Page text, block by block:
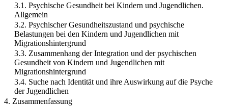
3.1. Psychische Gesundheit bei Kindern und Jugendlichen.
Allgemein
3.2. Psychischer Gesundheitszustand und psychische
Belastungen bei den Kindern und Jugendlichen mit
Migrationshintergrund
3.3. Zusammenhang der Integration und der psychischen
Gesundheit von Kindern und Jugendlichen mit
Migrationshintergrund
3.4. Suche nach Identität und ihre Auswirkung auf die Psyche
der Jugendlichen
4. Zusammenfassung